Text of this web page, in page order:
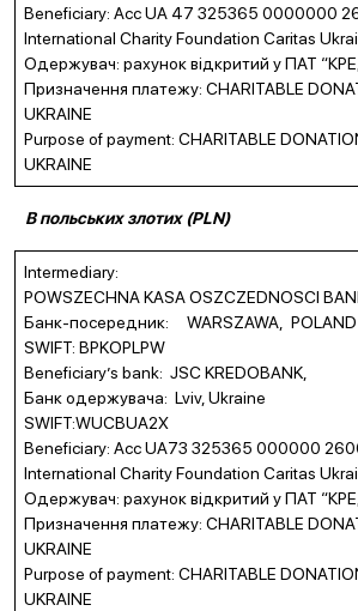
Beneficiary: Acc UA 47 325365 0000000
International Charity Foundation Caritas
Одержувач: рахунок відкритий у ПАТ
Призначення платежу: CHARITABLE
UKRAINE
Purpose of payment: CHARITABLE
UKRAINE
В польських злотих (PLN)
Intermediary:
POWSZECHNA KASA OSZCZEDNOSCI
Банк-посередник:
SWIFT: BPKOPLPW
Beneficiary’s bank: JSC KREDOBANK,
Банк одержувача: Lviv,
SWIFT:WUCBUA2X
Beneficiary: Acc UA73 325365 000000
International Charity Foundation Caritas
Одержувач: рахунок відкритий у ПАТ
Призначення платежу: CHARITABLE
UKRAINE
Purpose of payment: CHARITABLE
UKRAINE